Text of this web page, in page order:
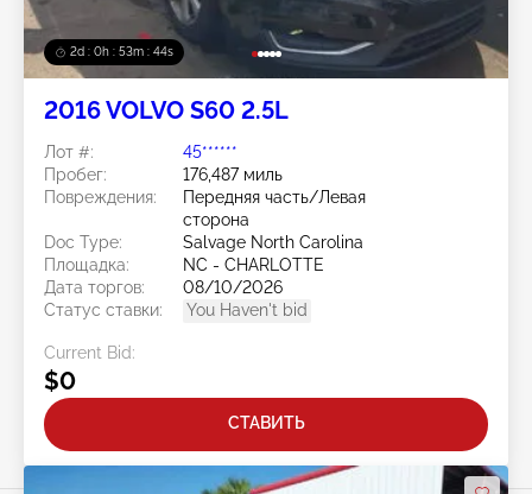
2d : 0h : 53m : 41s
2016 VOLVO S60 2.5L
Лот #:
45******
Пробег:
176,487 миль
Повреждения:
Передняя часть/Левая
сторона
Doc Type:
Salvage North Carolina
Площадка:
NC - CHARLOTTE
Дата торгов:
08/10/2026
Статус ставки:
You Haven't bid
Current Bid:
$0
СТАВИТЬ